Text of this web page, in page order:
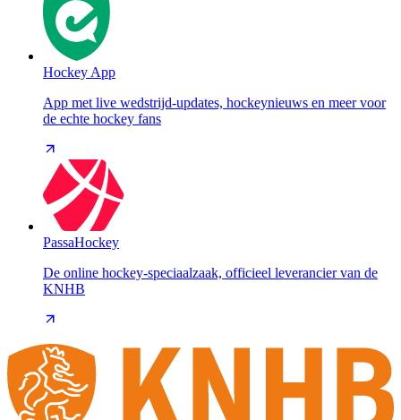
Hockey App
App met live wedstrijd-updates, hockeynieuws en meer voor
de echte hockey fans
PassaHockey
De online hockey-speciaalzaak, officieel leverancier van de
KNHB